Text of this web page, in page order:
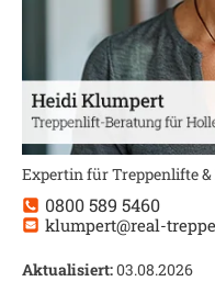
Expertin für Treppenlifte
0800 589 5460
klumpert@real-
Aktualisiert:03.08.2026